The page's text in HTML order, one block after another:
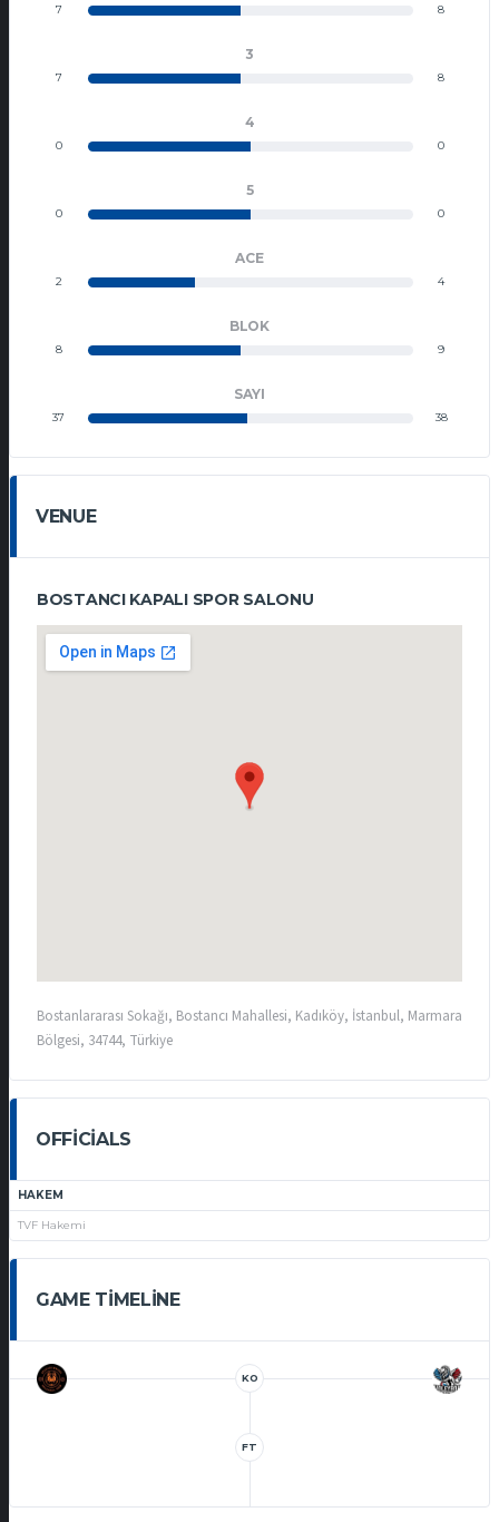
7 8
3
7 8
4
0 0
5
0 0
ACE
2 4
BLOK
8 9
SAYI
37 38
VENUE
BOSTANCI KAPALI SPOR SALONU
Bostanlararası Sokağı, Bostancı Mahallesi, Kadıköy, İstanbul, Marmara
Bölgesi, 34744, Türkiye
OFFICIALS
HAKEM
TVF Hakemi
GAME TIMELINE
KO
FT